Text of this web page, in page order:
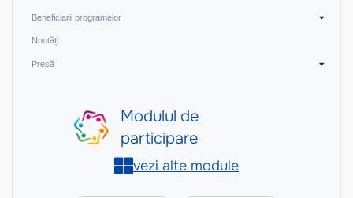
Beneficiarii programelor
Noutăți
Presă